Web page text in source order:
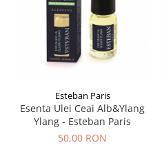
Esteban Paris
Esenta Ulei Ceai Alb&Ylang
Ylang - Esteban Paris
50,00 RON